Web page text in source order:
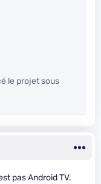
le projet sous
pas Android TV.